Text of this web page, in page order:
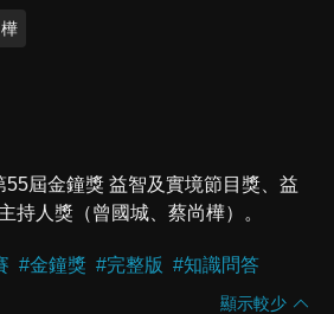
55屆金鐘獎 益智及實境節目獎、益
持人獎（曾國城、蔡尚樺）。
#金鐘獎 #完整版 #知識問答
顯示較少